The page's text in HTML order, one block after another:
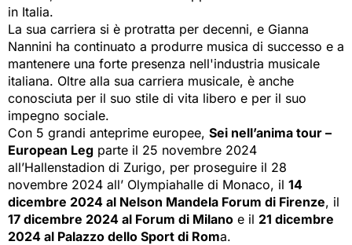
in Italia.
La sua carriera si è protratta per decenni, e Gianna
Nannini ha continuato a produrre musica di successo e a
mantenere una forte presenza nell'industria musicale
italiana. Oltre alla sua carriera musicale, è anche
conosciuta per il suo stile di vita libero e per il suo
impegno sociale.
Con 5 grandi anteprime europee, Sei nell’anima tour –
European Leg parte il 25 novembre 2024
all’Hallenstadion di Zurigo, per proseguire il 28
novembre 2024 all’ Olympiahalle di Monaco, il 14
dicembre 2024 al Nelson Mandela Forum di Firenze, il
17 dicembre 2024 al Forum di Milano e il 21 dicembre
2024 al Palazzo dello Sport di Roma.